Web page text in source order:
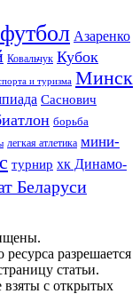
Азаренко
Ковальчук Кубок
и туризма Минск
Саснович
борьба
легкая атлетика мини-
турнир хк Динамо-
Беларуси
разрешается
статьи.
взяты с открытых